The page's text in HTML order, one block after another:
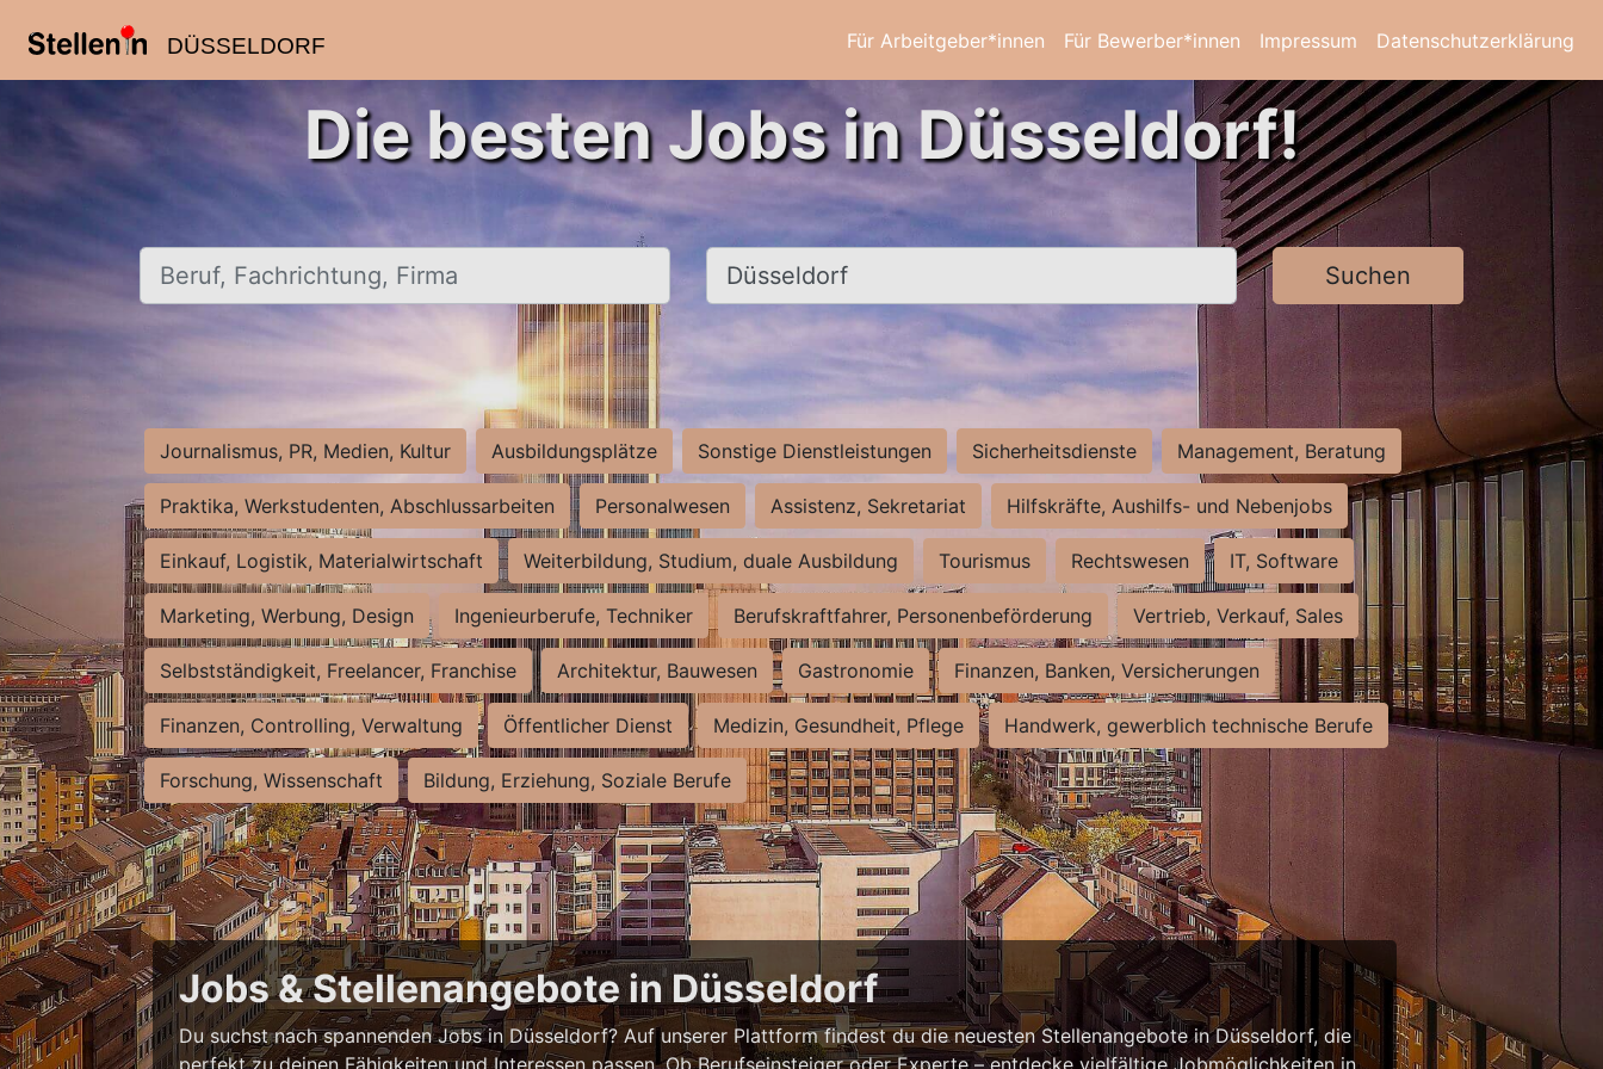
DÜSSELDORF Für Arbeitgeber*innen Für Bewerber*innen Impressum Datenschutzerklärung
Die besten Jobs in Düsseldorf!
Beruf, Fachrichtung, Firma Ort, Stadt Suchen
Journalismus, PR, Medien, Kultur Ausbildungsplätze Sonstige Dienstleistungen Sicherheitsdienste Management, Beratung
Praktika, Werkstudenten, Abschlussarbeiten Personalwesen Assistenz, Sekretariat Hilfskräfte, Aushilfs- und Nebenjobs
Einkauf, Logistik, Materialwirtschaft Weiterbildung, Studium, duale Ausbildung Tourismus Rechtswesen IT, Software
Marketing, Werbung, Design Ingenieurberufe, Techniker Berufskraftfahrer, Personenbeförderung Vertrieb, Verkauf, Sales
Selbstständigkeit, Freelancer, Franchise Architektur, Bauwesen Gastronomie Finanzen, Banken, Versicherungen
Finanzen, Controlling, Verwaltung Öffentlicher Dienst Medizin, Gesundheit, Pflege Handwerk, gewerblich technische Berufe
Forschung, Wissenschaft Bildung, Erziehung, Soziale Berufe
Jobs & Stellenangebote in Düsseldorf
Du suchst nach spannenden Jobs in Düsseldorf? Auf unserer Plattform findest du die neuesten Stellenangebote in Düsseldorf, die